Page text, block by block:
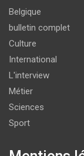
Belgique
bulletin complet
Culture
International
L'interview
Métier
Sciences
Sport